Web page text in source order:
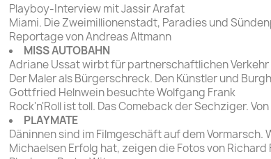
TAGES &
WOCHENZEITUNGEN
Bildzeitung
Frankfurter Allgemeine
Magazin
Frankfurter Illustrierte
SONSTIGE
Sonstige
Magazine
Playboy-Interview mit Jassir Arafat
Miami. Die Zweimillionenstadt, Paradies und
Reportage von Andreas Altmann
MISS AUTOBAHN
Adriane Ussat wirbt für partnerschaftlichen Verkehr
Der Maler als Bürgerschreck. Den Künstler und
Gottfried Helnwein besuchte Wolfgang Frank
Rock'n'Roll ist toll. Das Comeback der Sechziger.
PLAYMATE
Däninnen sind im Filmgeschäft auf dem Vormarsch.
Michaelsen Erfolg hat, zeigen die Fotos von Richard